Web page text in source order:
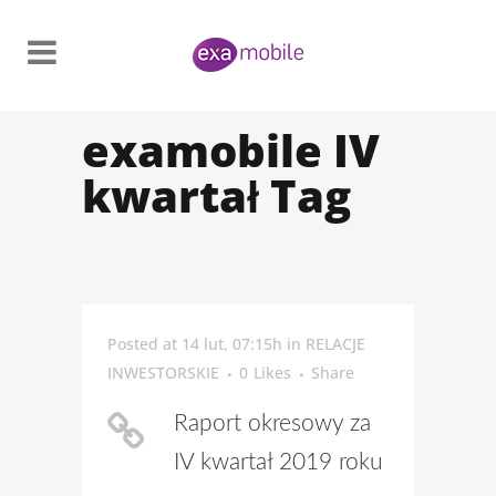
examobile IV
kwartał Tag
Posted at 14 lut, 07:15h in RELACJE
INWESTORSKIE
0 Likes Share
Raport okresowy za
IV kwartał 2019 roku